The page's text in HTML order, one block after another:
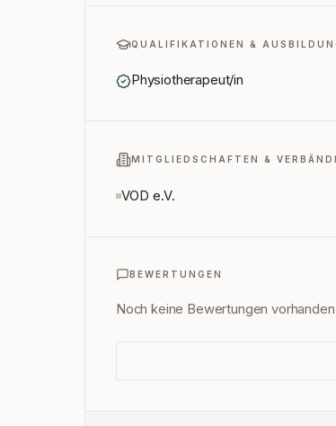
QUALIFIKATIONEN &
Physiotherapeut/in
MITGLIEDSCHAFTEN &
VOD e.V.
BEWERTUNGEN
Noch keine Bewertungen